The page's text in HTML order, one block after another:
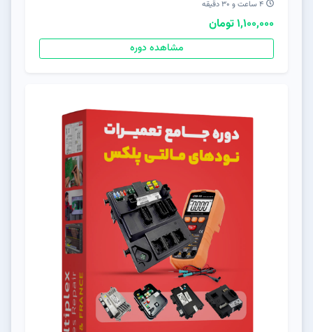
۴ ساعت و ۳۰ دقیقه
1,100,000 تومان
مشاهده دوره